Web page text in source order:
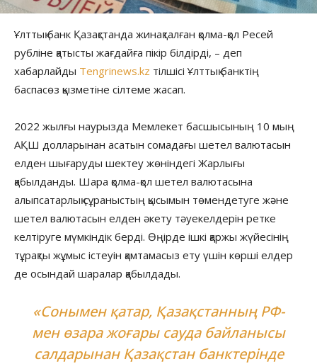
Ұлттық банк Қазақстанда жинақталған қолма-қол Ресей
рубліне қатысты жағдайға пікір білдірді, – деп
хабарлайды Tengrinews.kz тілшісі Ұлттық банктің
баспасөз қызметіне сілтеме жасап.
2022 жылғы наурызда Мемлекет басшысының 10 мың
АҚШ долларынан асатын сомадағы шетел валютасын
елден шығаруды шектеу жөніндегі Жарлығы
қабылданды. Шара қолма-қол шетел валютасына
алыпсатарлық сұраныстың қысымын төмендетуге және
шетел валютасын елден әкету тәуекелдерін ретке
келтіруге мүмкіндік берді. Өңірде ішкі қаржы жүйесінің
тұрақты жұмыс істеуін қамтамасыз ету үшін көрші елдер
де осындай шаралар қабылдады.
«Сонымен қатар, Қазақстанның РФ-
мен өзара жоғары сауда байланысы
салдарынан Қазақстан банктерінде